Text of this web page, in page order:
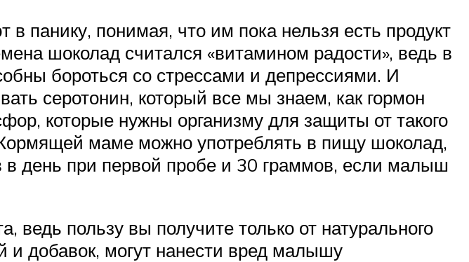
панику, понимая, что им пока нельзя есть продукт
шоколад считался «витамином радости», ведь в
бороться со стрессами и депрессиями. И
серотонин, который все мы знаем, как гормон
которые нужны организму для защиты от такого
маме можно употреблять в пищу шоколад,
в день при первой пробе и 30 граммов, если малыш
ведь пользу вы получите только от натурального
и добавок, могут нанести вред малышу